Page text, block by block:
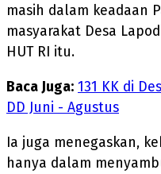
masih dalam keadaan
masyarakat Desa
HUT RI itu.
Baca Juga: 131 KK di
DD Juni - Agustus
Ia juga menegaskan,
hanya dalam